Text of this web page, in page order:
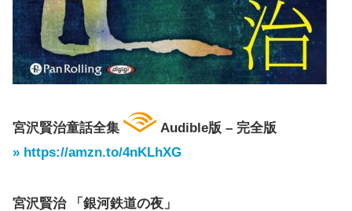
宮沢賢治童話全集
Audible版 – 完全版
» https://amzn.to/4nKLhXG
宮沢賢治 「銀河鉄道の夜」